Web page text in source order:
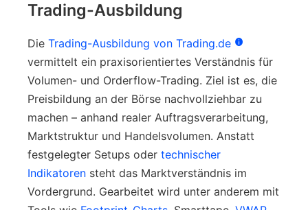
Trading-Ausbildung
Die Trading-Ausbildung von Trading.de
vermittelt ein praxisorientiertes Verständnis für
Volumen- und Orderflow-Trading. Ziel ist es, die
Preisbildung an der Börse nachvollziehbar zu
machen – anhand realer Auftragsverarbeitung,
Marktstruktur und Handelsvolumen. Anstatt
festgelegter Setups oder technischer
Indikatoren steht das Marktverständnis im
Vordergrund. Gearbeitet wird unter anderem mit